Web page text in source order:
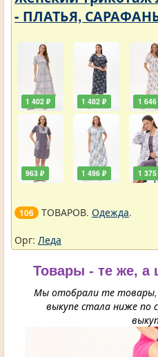
- ПЛАТЬЯ,
1 402 ₽
963 ₽
1 482 ₽
1 496 ₽
1 646
1 375
106 ТОВАРОВ. Одежда.
Орг: Леда
Товары - те же, а
Мы отобрали те
выкупе стала ниже по